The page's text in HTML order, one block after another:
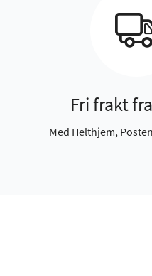
Fri frakt
Med Helthjem,